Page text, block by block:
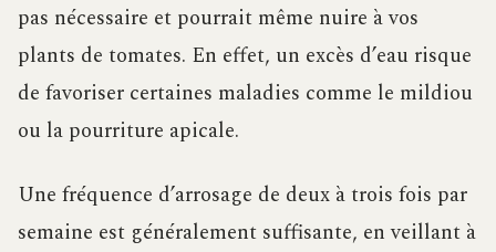
pas nécessaire et pourrait même nuire à vos
plants de tomates. En effet, un excès d’eau risque
de favoriser certaines maladies comme le mildiou
ou la pourriture apicale.
Une fréquence d’arrosage de deux à trois fois par
semaine est généralement suffisante, en veillant à